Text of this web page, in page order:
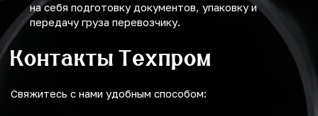
на себя подготовку документов, упаковку и
передачу груза перевозчику.
Контакты Техпром
Свяжитесь с нами удобным способом: